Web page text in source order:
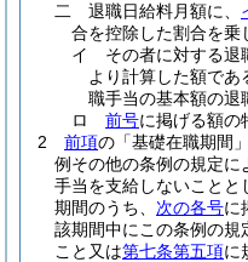
二
退職日給料月額に、
合を控除した割合を乗
イ
その者に対する退
より計算した額で
職手当の基本額の退
ロ
前号に掲げる額の
2
前項の「基礎在職期間
例その他の条例の規定
手当を支給しないことと
期間のうち、 次の各号に
該期間中にこの条例の規
こと又は第七条第五項に